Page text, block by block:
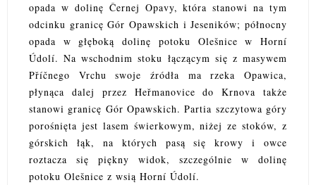
opada w dolinę Černej Opavy, która stanowi na tym
odcinku granicę Gór Opawskich i Jeseników; północny
opada w głęboką dolinę potoku Olešnice w Horní
Údolí. Na wschodnim stoku łączącym się z masywem
Příčnego Vrchu swoje źródła ma rzeka Opawica,
płynąca dalej przez Heřmanovice do Krnova także
stanowi granicę Gór Opawskich. Partia szczytowa góry
porośnięta jest lasem świerkowym, niżej ze stoków, z
górskich łąk, na których pasą się krowy i owce
roztacza się piękny widok, szczególnie w dolinę
potoku Olešnice z wsią Horní Údolí.